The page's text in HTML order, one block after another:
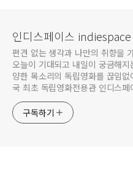
인디스페이스 indiespace
편견 없는 생각과 나만의 취향을
오늘이 기대되고 내일이 궁금해
양한 목소리의 독립영화를 끊임
국 최초 독립영화전용관 인디스페
구독하기